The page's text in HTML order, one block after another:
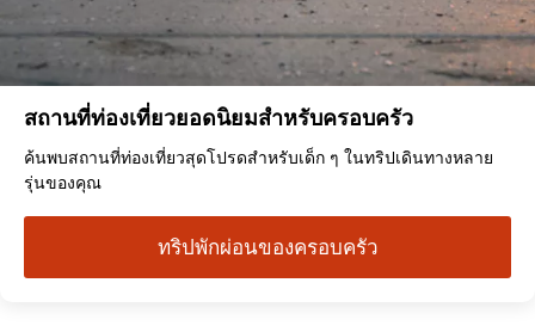
สถานที่ท่องเที่ยวยอดนิยมสำหรับครอบครัว
ค้นพบสถานที่ท่องเที่ยวสุดโปรดสำหรับเด็ก ๆ ในทริปเดินทางหลาย
รุ่นของคุณ
ทริปพักผ่อนของครอบครัว